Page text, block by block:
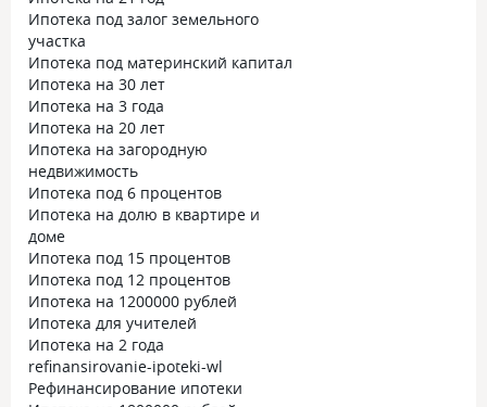
Ипотека под залог земельного
участка
Ипотека под материнский капитал
Ипотека на 30 лет
Ипотека на 3 года
Ипотека на 20 лет
Ипотека на загородную
недвижимость
Ипотека под 6 процентов
Ипотека на долю в квартире и
доме
Ипотека под 15 процентов
Ипотека под 12 процентов
Ипотека на 1200000 рублей
Ипотека для учителей
Ипотека на 2 года
refinansirovanie-ipoteki-wl
Рефинансирование ипотеки